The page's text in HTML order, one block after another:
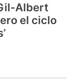
Albert
el ciclo